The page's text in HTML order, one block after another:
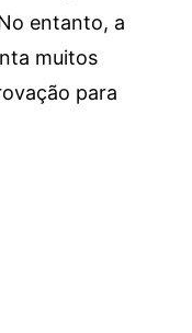
entanto, a
muitos
para